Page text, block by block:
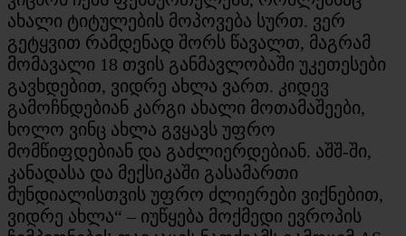
ახალი ტიტულების მოპოვება სურთ. ვერ
გეტყვით რამდენად შორს წავალთ, მაგრამ
მომავალი 18 თვის განმავლობაში უკეთესები
გავხდებით, ვიდრე ახლა ვართ. კიდევ
გამოჩნდებიან კარგი ახალი მოთამაშეები,
ხოლო ვინც ახლა გვყავს უფრო
მომწიფდებიან და გაძლიერდებიან. აშშ-ში,
კანადასა და მექსიკაში გასამართი
მუნდიალისთვის უფრო ძლიერები ვიქნებით,
ვიდრე ახლა“ – იუწყება მოქმედი ევროპის